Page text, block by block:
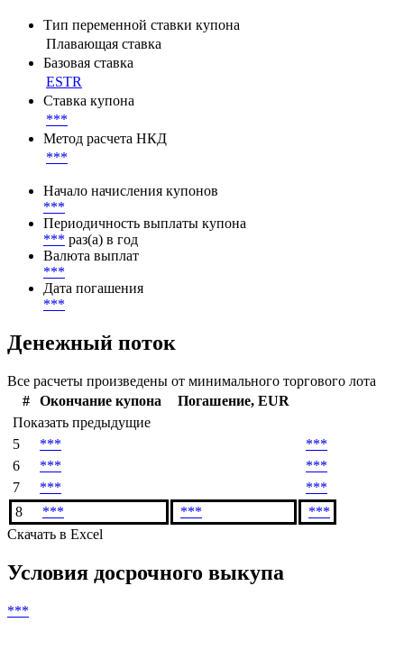
Тип переменной ставки купона
Плавающая ставка
Базовая ставка
ESTR
Ставка купона
***
Метод расчета НКД
***
Начало начисления купонов
***
Периодичность выплаты купона
*** раз(а) в год
Валюта выплат
***
Дата погашения
***
Денежный поток
Все расчеты произведены от минимального торгового лота
#
Окончание купона
Погашение, EUR
Показать предыдущие
5
***
***
6
***
***
7
***
***
8
*** ***
***
Скачать в Excel
Условия досрочного выкупа
***